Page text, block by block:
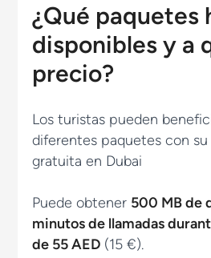
¿Qué paquetes
disponibles y a
precio?
Los turistas pueden
diferentes paquetes con
gratuita en Dubai
Puede obtener 500 MB de
minutos de llamadas
de 55 AED (15 €).